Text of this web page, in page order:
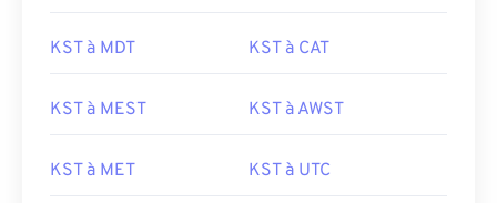
KST à MDT KST à CAT
KST à MEST KST à AWST
KST à MET KST à UTC